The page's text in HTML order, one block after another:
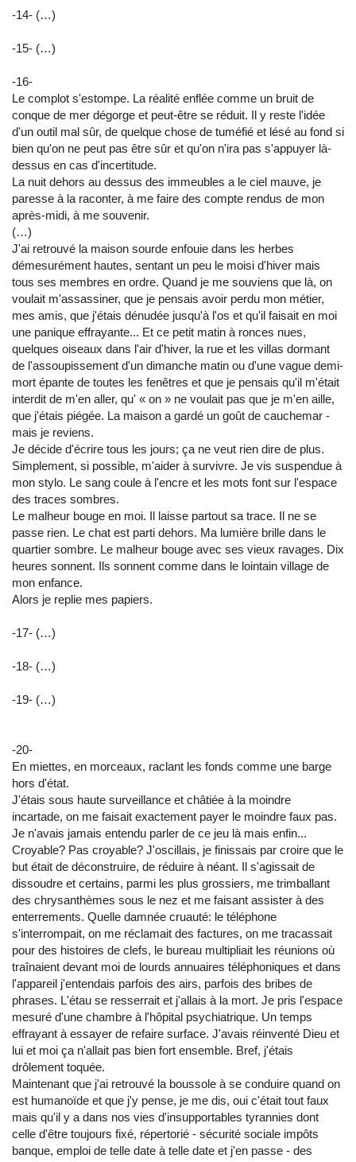
-14- (…)
-15- (…)
-16-
Le complot s'estompe. La réalité enflée comme un bruit de
conque de mer dégorge et peut-être se réduit. Il y reste l'idée
d'un outil mal sûr, de quelque chose de tuméfié et lésé au fond si
bien qu'on ne peut pas être sûr et qu'on n'ira pas s'appuyer là-
dessus en cas d'incertitude.
La nuit dehors au dessus des immeubles a le ciel mauve, je
paresse à la raconter, à me faire des compte rendus de mon
après-midi, à me souvenir.
(…)
J'ai retrouvé la maison sourde enfouie dans les herbes
démesurément hautes, sentant un peu le moisi d'hiver mais
tous ses membres en ordre. Quand je me souviens que là, on
voulait m'assassiner, que je pensais avoir perdu mon métier,
mes amis, que j'étais dénudée jusqu'à l'os et qu'il faisait en moi
une panique effrayante... Et ce petit matin à ronces nues,
quelques oiseaux dans l'air d'hiver, la rue et les villas dormant
de l'assoupissement d'un dimanche matin ou d'une vague demi-
mort épante de toutes les fenêtres et que je pensais qu'il m'était
interdit de m'en aller, qu' « on » ne voulait pas que je m'en aille,
que j'étais piégée. La maison a gardé un goût de cauchemar -
mais je reviens.
Je décide d'écrire tous les jours; ça ne veut rien dire de plus.
Simplement, si possible, m'aider à survivre. Je vis suspendue à
mon stylo. Le sang coule à l'encre et les mots font sur l'espace
des traces sombres.
Le malheur bouge en moi. Il laisse partout sa trace. Il ne se
passe rien. Le chat est parti dehors. Ma lumière brille dans le
quartier sombre. Le malheur bouge avec ses vieux ravages. Dix
heures sonnent. Ils sonnent comme dans le lointain village de
mon enfance.
Alors je replie mes papiers.
-17- (…)
-18- (…)
-19- (…)
-20-
En miettes, en morceaux, raclant les fonds comme une barge
hors d'état.
J'étais sous haute surveillance et châtiée à la moindre
incartade, on me faisait exactement payer le moindre faux pas.
Je n'avais jamais entendu parler de ce jeu là mais enfin...
Croyable? Pas croyable? J'oscillais, je finissais par croire que le
but était de déconstruire, de réduire à néant. Il s'agissait de
dissoudre et certains, parmi les plus grossiers, me trimballant
des chrysanthèmes sous le nez et me faisant assister à des
enterrements. Quelle damnée cruauté: le téléphone
s'interrompait, on me réclamait des factures, on me tracassait
pour des histoires de clefs, le bureau multipliait les réunions où
traînaient devant moi de lourds annuaires téléphoniques et dans
l'appareil j'entendais parfois des airs, parfois des bribes de
phrases. L'étau se resserrait et j'allais à la mort. Je pris l'espace
mesuré d'une chambre à l'hôpital psychiatrique. Un temps
effrayant à essayer de refaire surface. J'avais réinventé Dieu et
lui et moi ça n'allait pas bien fort ensemble. Bref, j'étais
drôlement toquée.
Maintenant que j'ai retrouvé la boussole à se conduire quand on
est humanoïde et que j'y pense, je me dis, oui c'était tout faux
mais qu'il y a dans nos vies d'insupportables tyrannies dont
celle d'être toujours fixé, répertorié - sécurité sociale impôts
banque, emploi de telle date à telle date et j'en passe - des